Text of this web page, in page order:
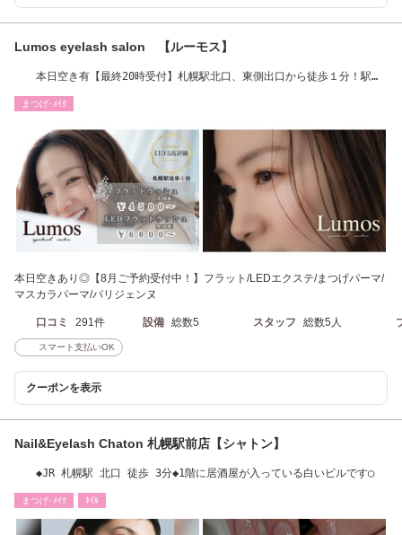
Lumos eyelash salon 【ルーモス】
本日空き有【最終20時受付】札幌駅北口、東側出口から徒歩１分！駅チ
まつげ･ﾒｲｸ
本日空きあり◎【8月ご予約受付中！】フラット/LEDエクステ/まつげパーマ/
マスカラパーマ/パリジェンヌ
口コミ 291件 設備 総数5 スタッフ 総数5人
スマート支払いOK
クーポンを表示
Nail&Eyelash Chaton 札幌駅前店【シャトン】
◆JR 札幌駅 北口 徒歩 3分◆1階に居酒屋が入っている白いビルです◯
まつげ･ﾒｲｸ ﾈｲﾙ